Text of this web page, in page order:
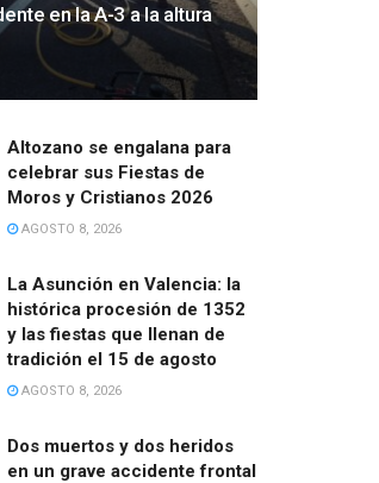
en la A-3 a la altura
Altozano se engalana para
celebrar sus Fiestas de
Moros y Cristianos 2026
AGOSTO 8, 2026
La Asunción en Valencia: la
histórica procesión de 1352
y las fiestas que llenan de
tradición el 15 de agosto
AGOSTO 8, 2026
Dos muertos y dos heridos
en un grave accidente frontal